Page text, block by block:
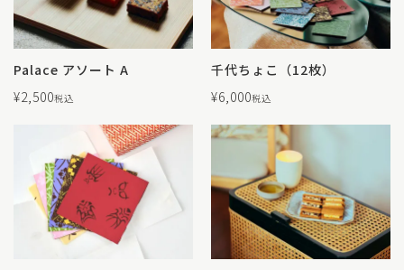
Palace アソート A
¥2,500税込
千代ちょこ（12枚）
¥6,000税込